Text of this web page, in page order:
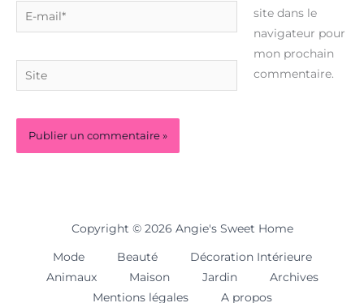
E-
mail*
Site
site dans le
navigateur pour
mon prochain
commentaire.
Copyright © 2026 Angie's Sweet Home
Mode Beauté
Décoration Intérieure
Animaux
Maison Jardin
Archives
Mentions légales
A propos